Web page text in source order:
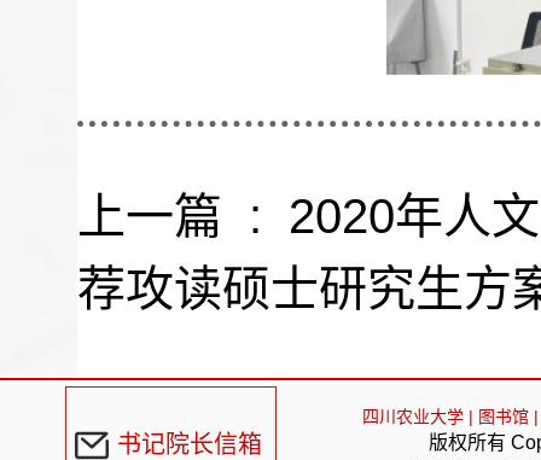
上一篇 : 2020年人
荐攻读硕士研究生方
书记院长信箱
四川农业大学 | 图书馆 |
版权所有